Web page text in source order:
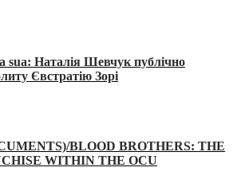
sua: Наталія Шевчук публічно
Євстратію Зорі
BLOOD BROTHERS: THE
WITHIN THE OCU